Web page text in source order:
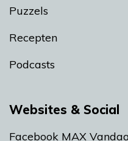
Puzzels
Recepten
Podcasts
Websites & Social
Facebook MAX